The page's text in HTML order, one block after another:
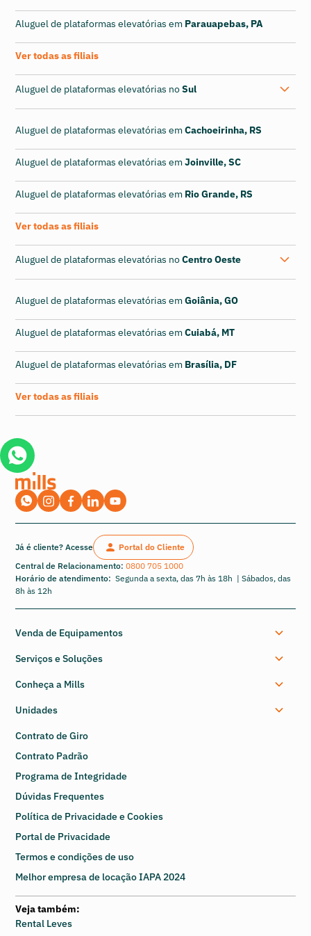
Aluguel de plataformas elevatórias em Parauapebas, PA
Ver todas as filiais
Aluguel de plataformas elevatórias noSul
Aluguel de plataformas elevatórias emCachoeirinha, RS
Aluguel de plataformas elevatórias emJoinville, SC
Aluguel de plataformas elevatórias em Rio Grande, RS
Ver todas as filiais
Aluguel de plataformas elevatórias noCentro Oeste
Aluguel de plataformas elevatórias emGoiânia, GO
Aluguel de plataformas elevatórias emCuiabá, MT
Aluguel de plataformas elevatórias em Brasília, DF
Ver todas as filiais
Já é cliente? Acesse
Portal do Cliente
Central de Relacionamento:0800 705 1000
Horário de atendimento:Segunda a sexta, das 7h às 18h | Sábados, das
8h às 12h
Venda de Equipamentos
Serviços e Soluções
Conheça a Mills
Unidades
Contrato de Giro
Contrato Padrão
Programa de Integridade
Dúvidas Frequentes
Política de Privacidade e Cookies
Portal de Privacidade
Termos e condições de uso
Melhor empresa de locação IAPA 2024
Veja também:
Rental Leves